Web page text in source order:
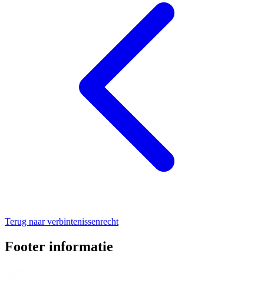
Terug naar verbintenissenrecht
Footer informatie